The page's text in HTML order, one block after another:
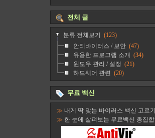
전체 글
분류 전체보기
(123)
안티바이러스 / 보안 (47)
유용한 프로그램 소개 (34)
윈도우 관리 / 설정 (21)
하드웨어 관련 (20)
무료 백신
≫ 내게 딱 맞는 바이러스 백신 고르기
≫ 한 눈에 살펴보는 무료백신 총집합